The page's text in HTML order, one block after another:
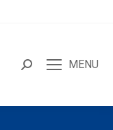
MENU